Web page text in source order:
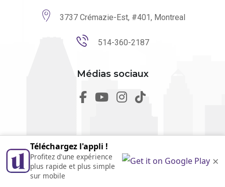
3737 Crémazie-Est, #401, Montreal
514-360-2187
Médias sociaux
© 2026 utilmo. Tous droits réservés par Marketing Websites.
Téléchargez l'appli !
Profitez d'une expérience
plus rapide et plus simple
sur mobile
×